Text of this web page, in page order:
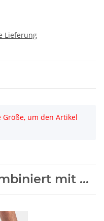
Lieferung
um den Artikel
mit ...